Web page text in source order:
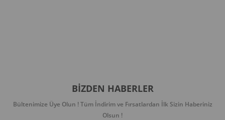
BIZDEN HABERLER
Bültenimize Üye Olun ! Tüm İndirim ve Fırsatlardan İlk Sizin Haberiniz
Olsun !